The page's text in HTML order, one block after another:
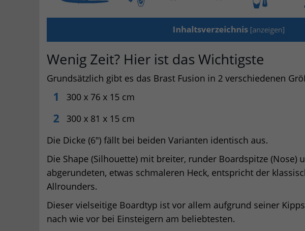
Inhaltsverzeichnis [anzeigen]
Wenig Zeit? Hier ist das Wichtigste
Grundsätzlich gibt es das Brast Fusion in 2 verschiedenen
300 x 76 x 15 cm
300 x 81 x 15 cm
Die Dicke (6″) fällt bei beiden Varianten identisch aus.
Die Shape (Silhouette) mit breiter, runder Boardspitze (Nose)
abgerundeten, etwas schmaleren Heck, entspricht der
Allrounders.
Dieser vielseitige Boardtyp ist vor allem aufgrund seiner
nach wie vor bei Einsteigern am beliebtesten.